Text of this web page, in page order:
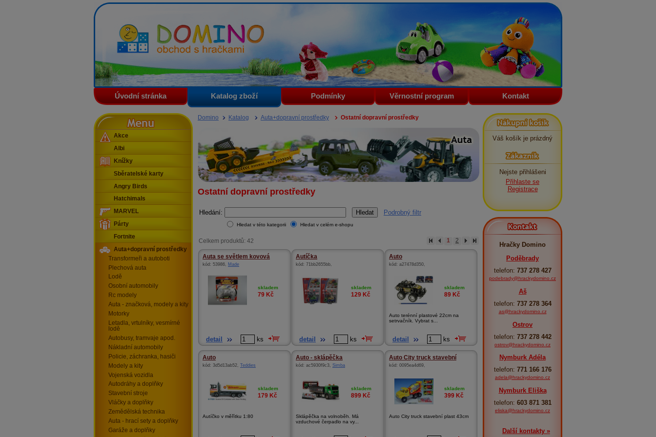
Domino - obchod s hračkami
Úvodní stránka Katalog zboží Podmínky Věrnostní program Kontakt
Domino Katalog Auta+dopravní prostředky Ostatní dopravní prostředky
Ostatní dopravní prostředky
Hledání: Podrobný filtr
Hledat v této kategorii Hledat v celém e-shopu
Celkem produktů: 42 1 2
Auta se světlem kovová
kód: 53986, Made
skladem
79 Kč
detail ks
Autíčka
kód: 71bb2655bb,
skladem
129 Kč
detail ks
Auto
kód: a27478d350,
skladem
89 Kč
Auto terénní plastové 22cm na
setrvačník. Vybrat s...
detail ks
Auto
kód: 3d5d13ab52, Teddies
skladem
179 Kč
Autíčko v měřítku 1:80
Auto - sklápěčka
kód: ac5930f9c3, Simba
skladem
899 Kč
Sklápěčka na volnoběh. Má
vzduchové čerpadlo na vy...
Auto City truck stavební
kód: 0095ea4d69,
skladem
399 Kč
Auto City truck stavební plast 43cm
Menu
Akce
Albi
Knížky
Sběratelské karty
Angry Birds
Hatchimals
MARVEL
Párty
Fortnite
Auta+dopravní prostředky
Transformeři a autoboti
Plechová auta
Lodě
Osobní automobily
Rc modely
Auta - značková, modely a kity
Motorky
Letadla, vrtulníky, vesmírné
lodě
Autobusy, tramvaje apod.
Nákladní automobily
Policie, záchranka, hasiči
Modely a kity
Vojenská vozidla
Autodráhy a doplňky
Stavební stroje
Vláčky a doplňky
Zemědělská technika
Auta - hrací sety a doplňky
Garáže a doplňky
Nákupní košík
Váš košík je prázdný
Zákazník
Nejste přihlášeni
Přihlaste se
Registrace
Kontakt
Hračky Domino
Poděbrady
telefon: 737 278 427
podebrady@hrackydomino.cz
Aš
telefon: 737 278 364
as@hrackydomino.cz
Ostrov
telefon: 737 278 442
ostrov@hrackydomino.cz
Nymburk Adéla
telefon: 771 166 176
adela@hrackydomino.cz
Nymburk Eliška
telefon: 603 871 381
eliska@hrackydomino.cz
Další kontakty »